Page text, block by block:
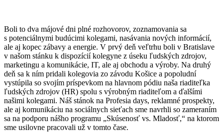
Boli to dva májové dni plné rozhovorov, zoznamovania sa
s potenciálnymi budúcimi kolegami, nasávania nových informácií,
ale aj kopec zábavy a energie. V prvý deň veľtrhu boli v Bratislave
v našom stánku k dispozícií kolegyne z úseku ľudských zdrojov,
marketingu a komunikácie, IT, ale aj obchodu a výroby. Na druhý
deň sa k ním pridali kolegovia zo závodu Košice a popoludní
vystúpila so svojím príspevkom na hlavnom pódiu naša riaditeľka
ľudských zdrojov (HR) spolu s výrobným riaditeľom a ďalšími
našimi kolegami. Náš stánok na Profesia days, reklamné prospekty,
ale aj komunikáciu na sociálnych sieťach sme navrhli so zameraním
sa na podporu nášho programu „Skúsenosť vs. Mladosť,“ na ktorom
sme usilovne pracovali už v tomto čase.